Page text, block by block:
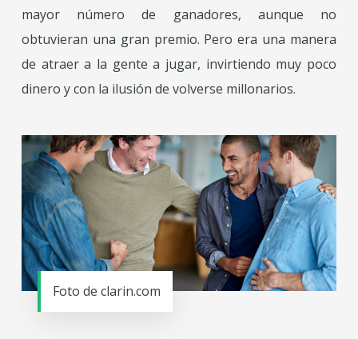
mayor número de ganadores, aunque no
obtuvieran una gran premio. Pero era una manera
de atraer a la gente a jugar, invirtiendo muy poco
dinero y con la ilusión de volverse millonarios.
Foto de clarin.com